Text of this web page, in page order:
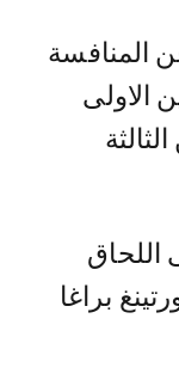
المنافسة
الاولى
اللحاق
براغا